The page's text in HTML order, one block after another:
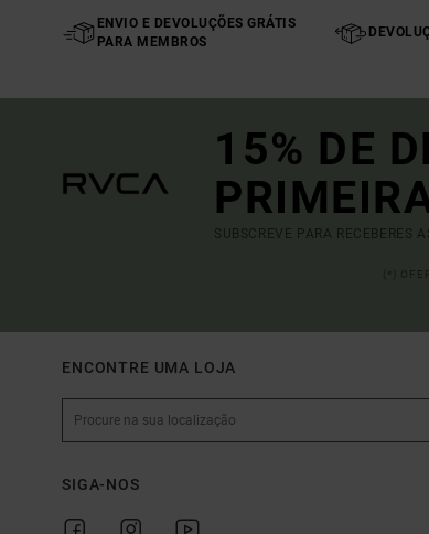
ENVIO E DEVOLUÇÕES GRÁTIS
PARA MEMBROS
15% DE
SUBSCREVE PARA RECEBERES
ENCONTRE UMA LOJA
SIGA-NOS